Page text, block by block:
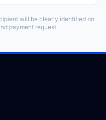
will be clearly identified on
payment request.